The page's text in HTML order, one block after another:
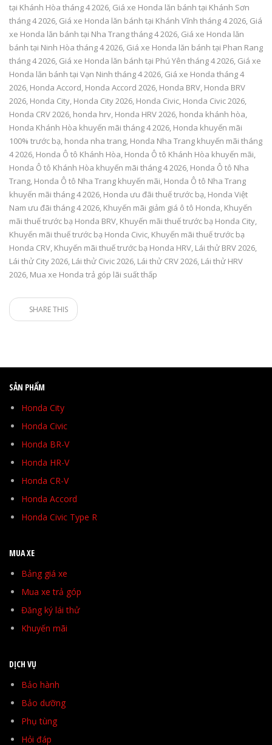
tại Khánh Hòa tháng 4 2026, Giá xe Honda lăn bánh tại Khánh Sơn
tháng 4 2026, Giá xe Honda lăn bánh tại Khánh Vĩnh tháng 4 2026, Giá
xe Honda lăn bánh tại Nha Trang tháng 4 2026, Giá xe Honda lăn
bánh tại Ninh Hòa tháng 4 2026, Giá xe Honda lăn bánh tại Phan Rang
tháng 4 2026, Giá xe Honda lăn bánh tại Phú Yên tháng 4 2026, Giá xe
Honda lăn bánh tại Vạn Ninh tháng 4 2026, Giá xe Honda tháng 4
2026, Honda Accord, Honda Accord 2026, Honda BRV, Honda BRV
2026, Honda City, Honda City 2026, Honda Civic, Honda Civic 2026,
Honda CRV 2026, honda hrv, Honda HRV 2026, honda khánh hòa,
Honda Khánh Hòa khuyến mãi tháng 4 2026, Honda khuyến mãi
100% trước bạ, honda nha trang, Honda Nha Trang khuyến mãi tháng
4 2026, Honda Ô tô Khánh Hòa, Honda Ô tô Khánh Hòa khuyến mãi,
Honda Ô tô Khánh Hòa khuyến mãi tháng 4 2026, Honda Ô tô Nha
Trang, Honda Ô tô Nha Trang khuyến mãi, Honda Ô tô Nha Trang
khuyến mãi tháng 4 2026, Honda ưu đãi thuế trước bạ, Honda Việt
Nam ưu đãi tháng 4 2026, Khuyến mãi giảm giá ô tô Honda, Khuyến
mãi thuế trước bạ Honda BRV, Khuyến mãi thuế trước bạ Honda City,
Khuyến mãi thuế trước bạ Honda Civic, Khuyến mãi thuế trước bạ
Honda CRV, Khuyến mãi thuế trước bạ Honda HRV, Lái thử BRV 2026,
Lái thử City 2026, Lái thử Civic 2026, Lái thử CRV 2026, Lái thử HRV
2026, Mua xe Honda trả góp lãi suất thấp
SHARE THIS
SẢN PHẨM
Honda City
Honda Civic
Honda BR-V
Honda HR-V
Honda CR-V
Honda Accord
Honda Civic Type R
MUA XE
Bảng giá xe
Mua xe trả góp
Đăng ký lái thử
Khuyến mãi
DỊCH VỤ
Bảo hành
Bảo dưỡng
Phụ tùng
Hỏi đáp